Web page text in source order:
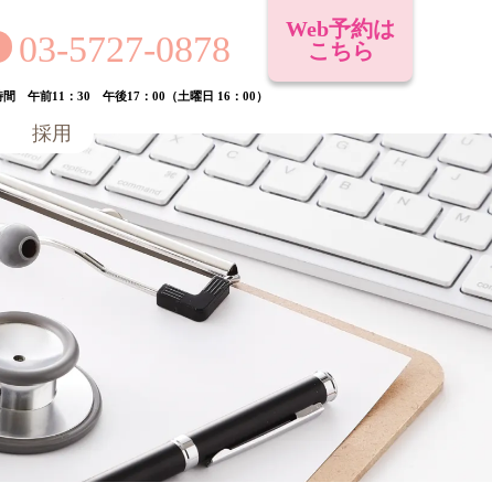
Web予約は
こちら
03-5727-0878
間 午前11：30 午後17：00（土曜日 16：00）
採用